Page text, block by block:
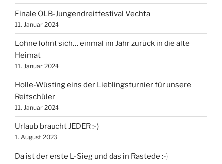
Finale OLB-Jungendreitfestival Vechta
11. Januar 2024
Lohne lohnt sich… einmal im Jahr zurück in die alte
Heimat
11. Januar 2024
Holle-Wüsting eins der Lieblingsturnier für unsere
Reitschüler
11. Januar 2024
Urlaub braucht JEDER :-)
1. August 2023
Da ist der erste L-Sieg und das in Rastede :-)